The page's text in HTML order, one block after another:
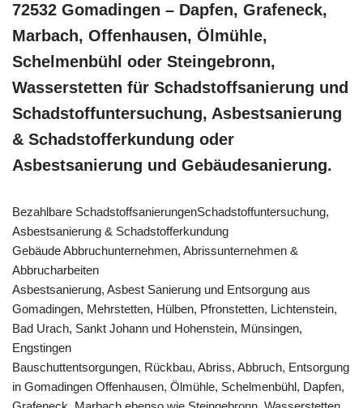
72532 Gomadingen – Dapfen, Grafeneck,
Marbach, Offenhausen, Ölmühle,
Schelmenbühl oder Steingebronn,
Wasserstetten für Schadstoffsanierung und
Schadstoffuntersuchung, Asbestsanierung
& Schadstofferkundung oder
Asbestsanierung und Gebäudesanierung.
Bezahlbare SchadstoffsanierungenSchadstoffuntersuchung,
Asbestsanierung & Schadstofferkundung
Gebäude Abbruchunternehmen, Abrissunternehmen &
Abbrucharbeiten
Asbestsanierung, Asbest Sanierung und Entsorgung aus
Gomadingen, Mehrstetten, Hülben, Pfronstetten, Lichtenstein,
Bad Urach, Sankt Johann und Hohenstein, Münsingen,
Engstingen
Bauschuttentsorgungen, Rückbau, Abriss, Abbruch, Entsorgung
in Gomadingen Offenhausen, Ölmühle, Schelmenbühl, Dapfen,